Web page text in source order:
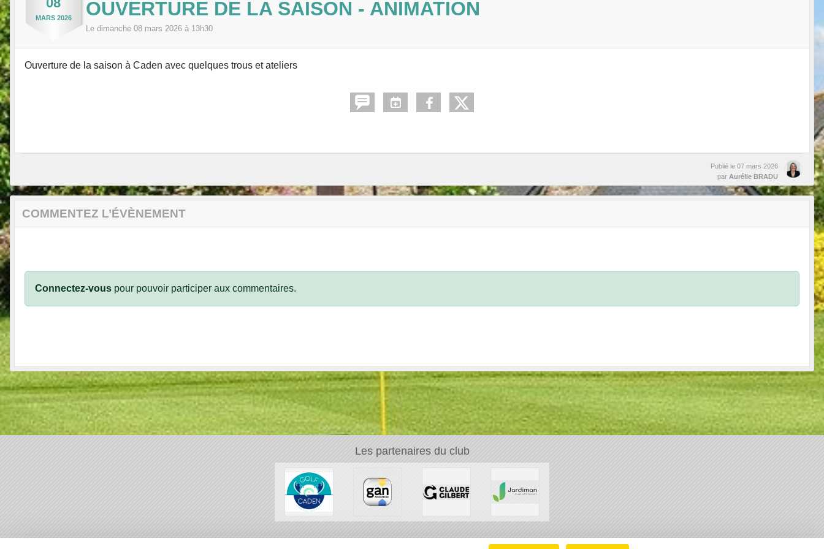
MARS 2026 OUVERTURE DE LA SAISON - ANIMATION
Le dimanche 08 mars 2026 à 13h30
Ouverture de la saison à Caden avec quelques trous et ateliers
Publié le 07 mars 2026
par Aurélie BRADU
COMMENTEZ L’ÉVÈNEMENT
Connectez-vous pour pouvoir participer aux commentaires.
Les partenaires du club